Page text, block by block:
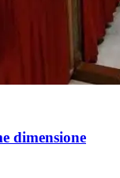
dimensione